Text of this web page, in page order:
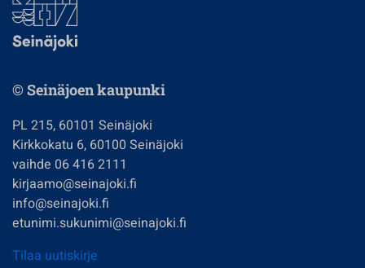
© Seinäjoen kaupunki
PL 215, 60101 Seinäjoki
Kirkkokatu 6, 60100 Seinäjoki
vaihde 06 416 2111
kirjaamo@seinajoki.fi
info@seinajoki.fi
etunimi.sukunimi@seinajoki.fi
Tilaa uutiskirje